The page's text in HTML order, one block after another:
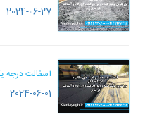
2024-06-27
آسفالت درجه
2024-06-01